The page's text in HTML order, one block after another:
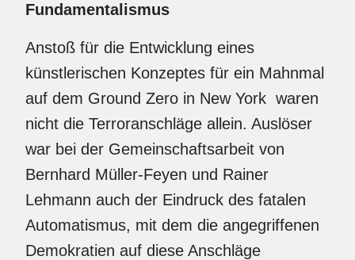
Fundamentalismus
Anstoß für die Entwicklung eines
künstlerischen Konzeptes für ein Mahnmal
auf dem Ground Zero in New York waren
nicht die Terroranschläge allein. Auslöser
war bei der Gemeinschaftsarbeit von
Bernhard Müller-Feyen und Rainer
Lehmann auch der Eindruck des fatalen
Automatismus, mit dem die angegriffenen
Demokratien auf diese Anschläge